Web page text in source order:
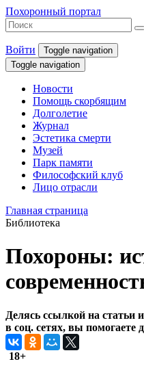
Похоронный портал
Войти
Toggle navigation
Toggle navigation
Новости
Помощь скорбящим
Долголетие
Журнал
Эстетика смерти
Музей
Парк памяти
Философский клуб
Лицо отрасли
Главная страница
Библиотека
Похороны:
Делясь ссылкой на статьи
в соц. сетях, вы помогаете
18+